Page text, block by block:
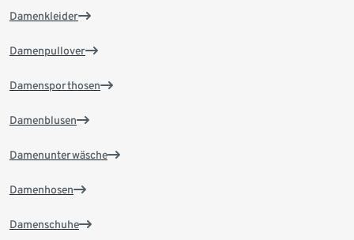
Damenkleider
Damenpullover
Damensporthosen
Damenblusen
Damenunterwäsche
Damenhosen
Damenschuhe